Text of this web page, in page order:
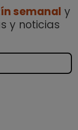
semanal y
y noticias